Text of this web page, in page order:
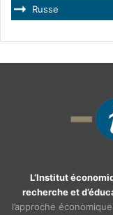
Russe
L’Institut
recherche et
l’approche